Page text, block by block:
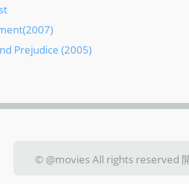
Prejudice (2005)
© @movies All rights reserved